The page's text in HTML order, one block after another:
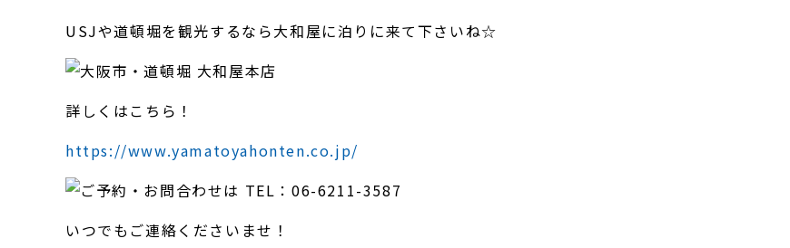
USJや道頓堀を観光するなら大和屋に泊りに来て下さいね☆
詳しくはこちら！
https://www.yamatoyahonten.co.jp/
いつでもご連絡くださいませ！